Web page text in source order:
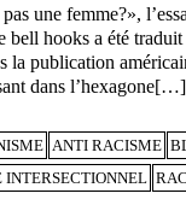
une femme?»,
bell hooks a été
la publication
dans l’hexagone[…]
ANTI RACISME
INTERSECTIONNEL